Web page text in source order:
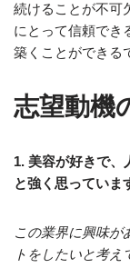
続けることが不可
にとって信頼でき
築くことができる
志望動機
1. 美容が好きで、
と強く思っていま
この業界に興味が
トをしたいと考え